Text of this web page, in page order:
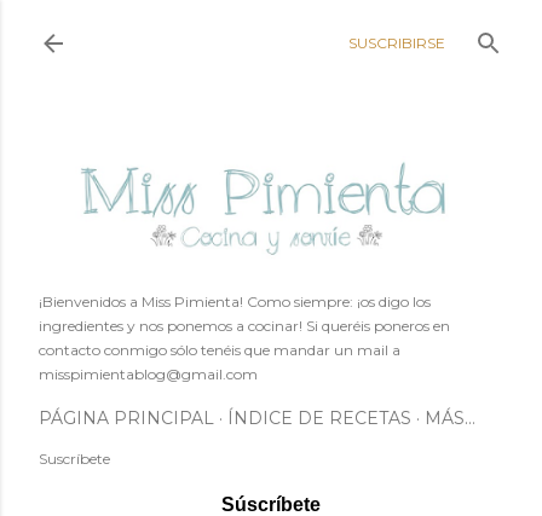
SUSCRIBIRSE
¡Bienvenidos a Miss Pimienta! Como siempre: ¡os digo los
ingredientes y nos ponemos a cocinar! Si queréis poneros en
contacto conmigo sólo tenéis que mandar un mail a
misspimientablog@gmail.com
PÁGINA PRINCIPAL ÍNDICE DE RECETAS MÁS…
Suscríbete
Súscríbete